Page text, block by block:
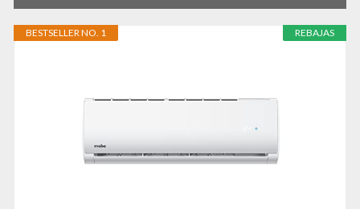
REBAJAS
BESTSELLER NO. 1